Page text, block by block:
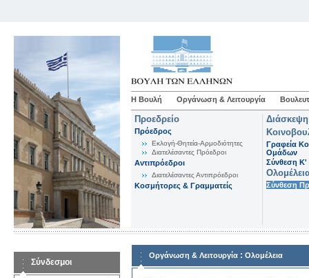
Η Βουλή Οργάνωση & Λειτουργία
Προεδρείο
Πρόεδρος
Εκλογή-Θητεία-Αρμοδιότητες
Διατελέσαντες Πρόεδροι
Αντιπρόεδροι
Διατελέσαντες Αντιπρόεδροι
Κοσμήτορες & Γραμματείς
Γραφεία
Ομάδων
Σύνθεση K'
Σύνθεση
Σύνδεσμοι
Οργάνωση & Λειτουργία : Ολομέλεια